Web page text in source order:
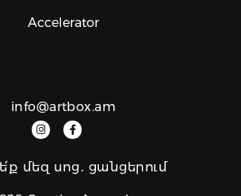
Accelerator
մեզ սոց․ ցանցերում
info@artbox.am